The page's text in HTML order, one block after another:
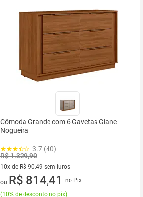
Cômoda Grande com 6 Gavetas Giane
Nogueira
3.7 (40)
R$ 1.329,90
10x de R$ 90,49 sem juros
10 vez de R$ 90,49 sem juros
ou R$ 814,41
no Pix
(10% de desconto no pix)